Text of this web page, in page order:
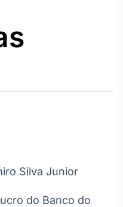
sobre o
Silva Junior
do Banco do